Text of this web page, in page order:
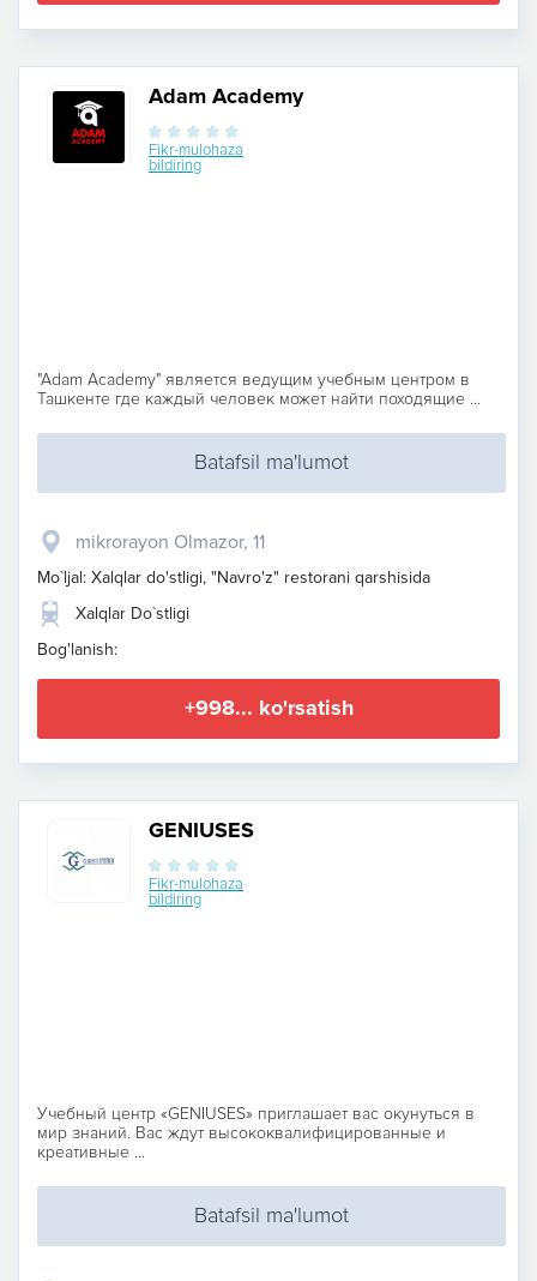
Adam Academy
Fikr-mulohaza
bildiring
"Adam Academy" является ведущим учебным центром в
Ташкенте где каждый человек может найти походящие ...
Batafsil ma'lumot
mikrorayon Olmazor, 11
Mo`ljal: Xalqlar do'stligi, "Navro'z" restorani qarshisida
Xalqlar Do`stligi
Bog'lanish:
+998... ko'rsatish
GENIUSES
Fikr-mulohaza
bildiring
Учебный центр «GENIUSES» приглашает вас окунуться в
мир знаний. Вас ждут высококвалифицированные и
креативные ...
Batafsil ma'lumot